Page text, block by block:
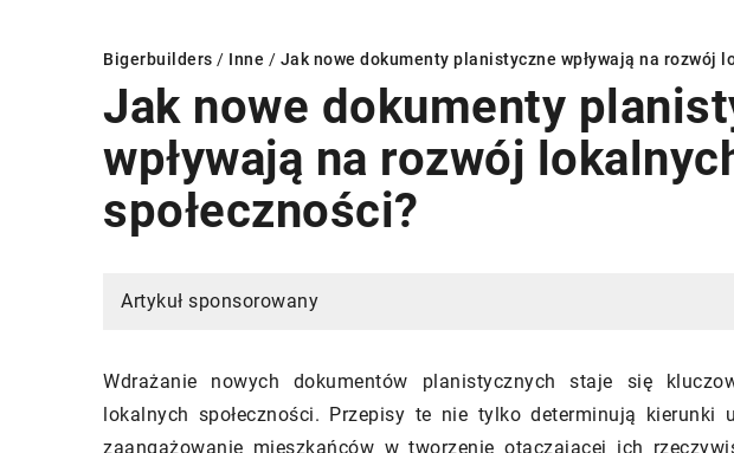
Bigerbuilders / Inne / Jak nowe dokumenty planistyczne wpływają na rozwój
Jak nowe dokumenty
wpływają na rozwój
społeczności?
Artykuł sponsorowany
Wdrażanie nowych dokumentów planistycznych staje się
lokalnych społeczności. Przepisy te nie tylko determinują kierunki
zaangażowanie mieszkańców w tworzenie otaczającej ich
ŚCIANY INNE
20/09/2024